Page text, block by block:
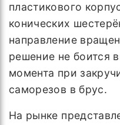
пластикового
конических
направление
решение не боится
момента при
саморезов в брус.
На рынке